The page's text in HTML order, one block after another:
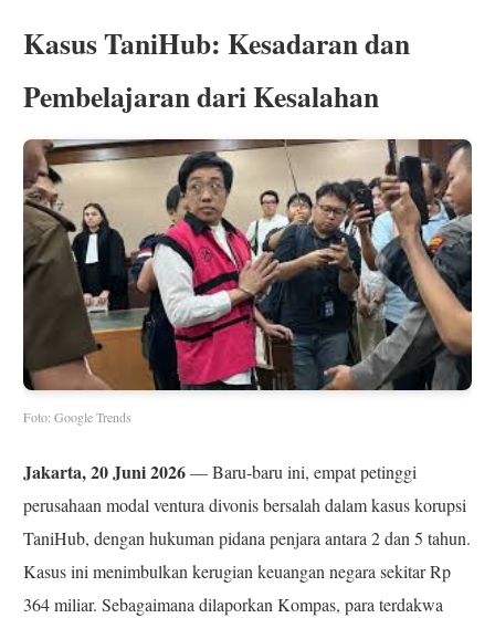
Kasus TaniHub: Kesadaran dan
Pembelajaran dari Kesalahan
Foto: Google Trends
Jakarta, 20 Juni 2026— Baru-baru ini, empat petinggi
perusahaan modal ventura divonis bersalah dalam kasus korupsi
TaniHub, dengan hukuman pidana penjara antara 2 dan 5 tahun.
Kasus ini menimbulkan kerugian keuangan negara sekitar Rp
364 miliar. Sebagaimana dilaporkan Kompas, para terdakwa